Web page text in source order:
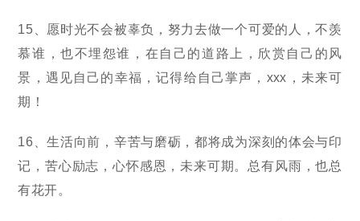
15、愿时光不会被辜负，努力去做一个可爱的人，不羡
慕谁，也不埋怨谁，在自己的道路上，欣赏自己的风
景，遇见自己的幸福，记得给自己掌声，xxx，未来可
期！
16、生活向前，辛苦与磨砺，都将成为深刻的体会与印
记，苦心励志，心怀感恩，未来可期。总有风雨，也总
有花开。